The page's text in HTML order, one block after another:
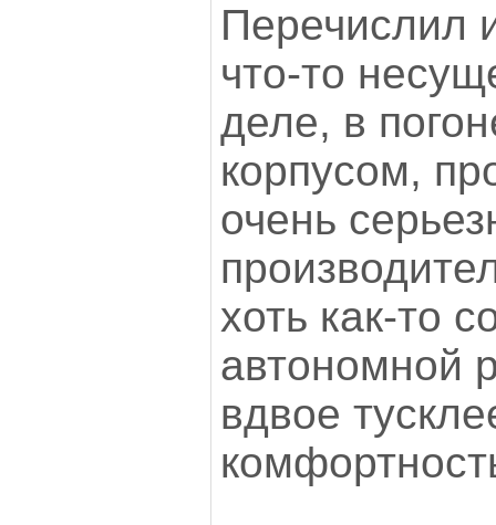
Перечислил
что-то
деле, в
корпусом,
очень
хоть как-то
автономной
вдвое